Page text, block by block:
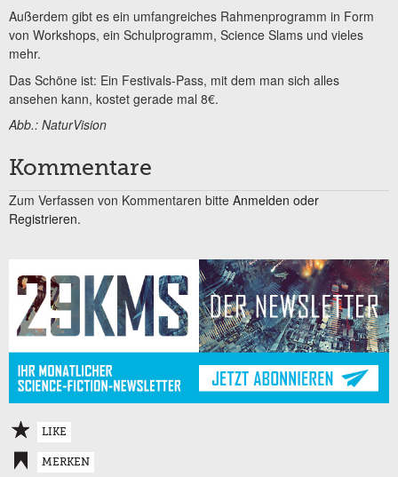
Außerdem gibt es ein umfangreiches Rahmenprogramm in Form
von Workshops, ein Schulprogramm, Science Slams und vieles
mehr.
Das Schöne ist: Ein Festivals-Pass, mit dem man sich alles
ansehen kann, kostet gerade mal 8€.
Abb.: NaturVision
Kommentare
Zum Verfassen von Kommentaren bitte Anmelden oder
Registrieren.
LIKE
MERKEN